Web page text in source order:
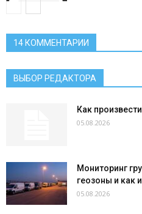
14 КОММЕНТАРИИ
ВЫБОР РЕДАКТОРА
Как
05.08.2026
Мониторинг
геозоны и как
05.08.2026